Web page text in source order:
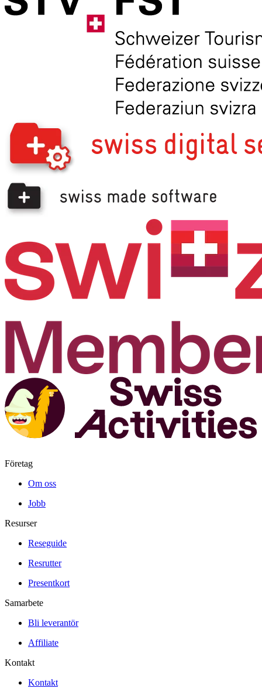
Företag
Om oss
Jobb
Resurser
Reseguide
Resrutter
Presentkort
Samarbete
Bli leverantör
Affiliate
Kontakt
Kontakt